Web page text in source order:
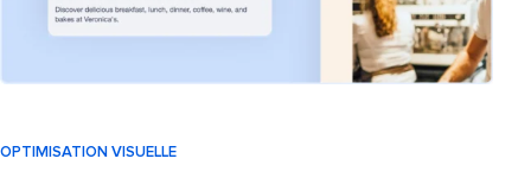
OPTIMISATION VISUELLE